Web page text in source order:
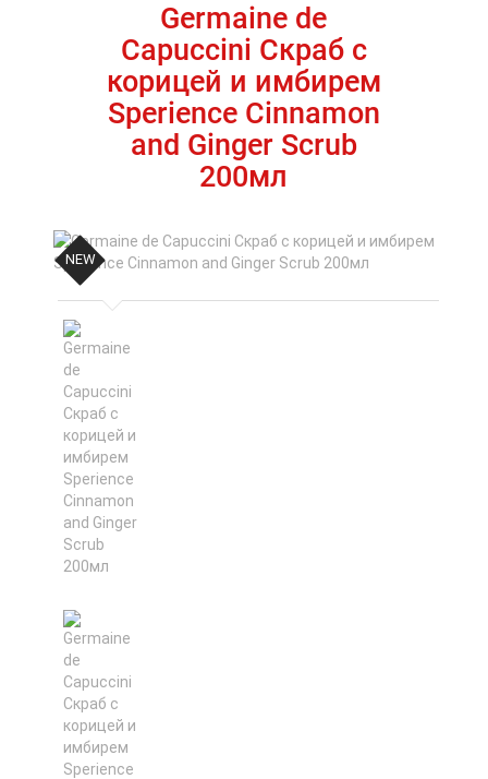
Germaine de
Capuccini Скраб с
корицей и имбирем
Sperience Cinnamon
and Ginger Scrub
200мл
NEW